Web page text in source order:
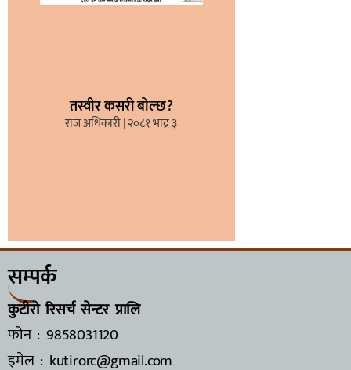
तस्वीर कसरी बोल्छ?
राज अधिकारी २०८१ भाद्र ३
सम्पर्क
कुटीरो रिसर्च सेन्टर प्रालि
फोन : 9858031120
इमेल : kutirorc@gmail.com